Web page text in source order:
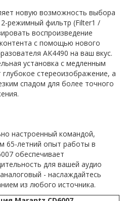
новую возможность выбора
режимный фильтр (Filter1 /
воспроизведение
с помощью нового
AK4490 на ваш вкус.
установка с медленным
стереоизображение, а
спадом для более точного
настроенный командой,
65-летний опыт работы в
обеспечивает
для вашей аудио
- наслаждайтесь
из любого источника.